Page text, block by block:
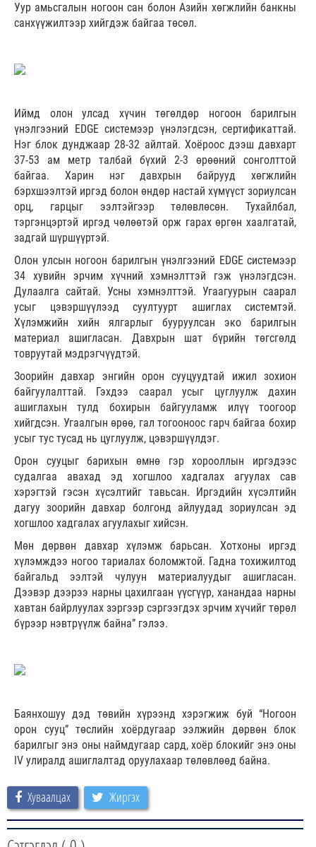
Уур амьсгалын ногоон сан болон Азийн хөгжлийн банкны
санхүүжилтээр хийгдэж байгаа төсөл.
Иймд олон улсад хүчин төгөлдөр ногоон барилгын
үнэлгээний EDGE системээр үнэлэгдсэн, сертификаттай.
Нэг блок дунджаар 28-32 айлтай. Хоёроос дээш давхарт
37-53 ам метр талбай бүхий 2-3 өрөөний сонголттой
байгаа. Харин нэг давхрын байрууд хөгжлийн
бэрхшээлтэй иргэд болон өндөр настай хүмүүст зориулсан
орц, гарцыг ээлтэйгээр төлөвлөсөн. Тухайлбал,
тэргэнцэртэй иргэд чөлөөтэй орж гарах өргөн хаалгатай,
задгай шүршүүртэй.
Олон улсын ногоон барилгын үнэлгээний EDGE системээр
34 хувийн эрчим хүчний хэмнэлттэй гэж үнэлэгдсэн.
Дулаалга сайтай. Усны хэмнэлттэй. Угаагуурын саарал
усыг цэвэршүүлээд суултуурт ашиглах системтэй.
Хүлэмжийн хийн ялгарлыг бууруулсан эко барилгын
материал ашигласан. Давхрын шат бүрийн төгсгөлд
товруутай мэдрэгчүүдтэй.
Зоорийн давхар энгийн орон сууцуудтай ижил зохион
байгуулалттай. Гэхдээ саарал усыг цуглуулж дахин
ашиглахын тулд бохирын байгууламж илүү тоогоор
хийгдсэн. Угаалгын өрөө, гал тогооноос гарч байгаа бохир
усыг тус тусад нь цуглуулж, цэвэршүүлдэг.
Орон сууцыг барихын өмнө гэр хорооллын иргэдээс
судалгаа авахад эд хогшлоо хадгалах агуулах сав
хэрэгтэй гэсэн хүсэлтийг тавьсан. Иргэдийн хүсэлтийн
дагуу зоорийн давхар болгонд айлуудад зориулсан эд
хогшлоо хадгалах агуулахыг хийсэн.
Мөн дөрвөн давхар хүлэмж барьсан. Хотхоны иргэд
хүлэмждээ ногоо тариалах боломжтой. Гадна тохижилтод
байгальд ээлтэй чулуун материалуудыг ашигласан.
Дээвэр дээрээ нарны цахилгаан үүсгүүр, ханандаа нарны
хавтан байрлуулах зэргээр сэргээгдэх эрчим хүчийг төрөл
бүрээр нэвтрүүлж байна” гэлээ.
Баянхошуу дэд төвийн хүрээнд хэрэгжиж буй “Ногоон
орон сууц” төслийн
хоёрдугаар ээлжийн дөрвөн блок
барилгыг энэ оны наймдугаар сард, хоёр блокийг энэ оны
IV улиралд ашиглалтад оруулахаар төлөвлөөд байна.
Хуваалцах Жиргэх